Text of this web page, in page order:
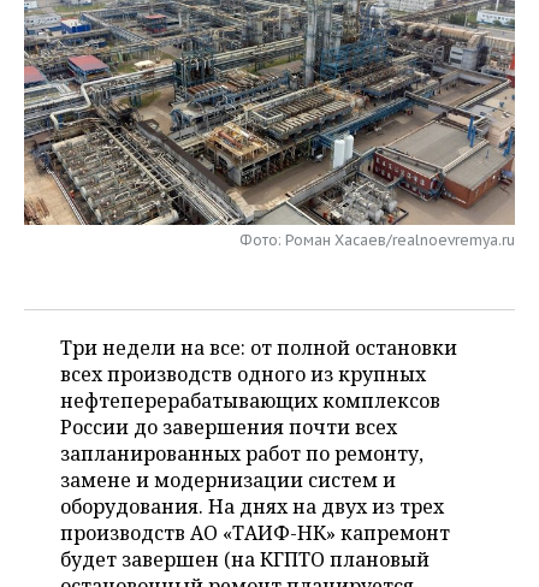
НЕФТЬ
ОПК
ЭНЕРГЕТИКА
РОЗНИЧНАЯ ТОРГОВЛЯ
ТРАНСПОРТ
УСЛУГИ
НОВОСТИ ТЕХНОЛОГИЙ
IT
МЕДИА
ТЕЛЕКОММУНИКАЦИИ
МЕРОПРИЯТИЯ
НОВОСТИ МЕРОПРИЯТИЙ
ВЫЕЗДНАЯ РЕДАКЦИЯ
БИЗНЕС-БРАНЧИ
ОТКРЫТАЯ ЛЕКЦИЯ
СПОРТ
НОВОСТИ СПОРТА
ФУТБОЛ
БАСКЕТБОЛ
ВОЛЕЙБОЛ
КИБЕРСПОРТ
ФИГУРНОЕ КАТАНИЕ
ВОДНЫЕ ВИДЫ СПОРТА
ОБЩЕСТВО
НОВОСТИ ОБЩЕСТВА
ИНФРАСТРУКТУРА
ИСТОРИЯ
КУЛЬТУРА
МЕДИЦИНА
ОБРАЗОВАНИЕ
ФОТОГАЛЕРЕЯ
СПРАВОЧНИК
СПИСОК ПЕРСОН
СПИСОК КОМПАНИЙ
ПОЛНАЯ ВЕРСИЯ
Фото: Роман Хасаев/realnoevremya.ru
Три недели на все: от полной остановки
всех производств одного из крупных
нефтеперерабатывающих комплексов
России до завершения почти всех
запланированных работ по ремонту,
замене и модернизации систем и
оборудования. На днях на двух из трех
производств АО «ТАИФ-НК» капремонт
будет завершен (на КГПТО плановый